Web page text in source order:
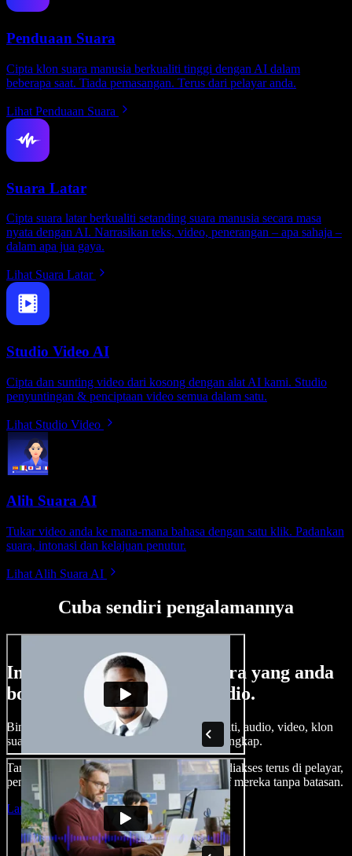
Penduaan Suara
Cipta klon suara manusia berkualiti tinggi dengan AI dalam
beberapa saat. Tiada pemasangan. Terus dari pelayar anda.
Lihat Penduaan Suara
Suara Latar
Cipta suara latar berkualiti setanding suara manusia secara masa
nyata dengan AI. Narrasikan teks, video, penerangan – apa sahaja –
dalam apa jua gaya.
Lihat Suara Latar
Studio Video AI
Cipta dan sunting video dari kosong dengan alat AI kami. Studio
penyuntingan & penciptaan video semua dalam satu.
Lihat Studio Video
Alih Suara AI
Tukar video anda ke mana-mana bahasa dengan satu klik. Padankan
suara, intonasi dan kelajuan penutur.
Lihat Alih Suara AI
Cuba sendiri pengalamannya
Ini hanya sebahagian perkara yang anda
boleh buat di Speechify Studio.
Bina suara latar, tambah imej stok tanpa royalti, audio, video, klon
suara anda, untuk projek audio video yang lengkap.
Tanpa keluk pembelajaran dan semua boleh diakses terus di pelayar,
pencipta boleh realisasikan segala idea kreatif mereka tanpa batasan.
Lancarkan Studio